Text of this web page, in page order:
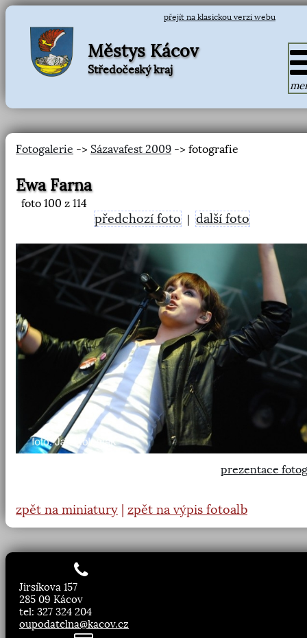
přejít na klasickou verzi webu
Městys Kácov
Středočeský kraj
Fotogalerie -> Sázavafest 2009 -> fotografie
Ewa Farna
foto 100 z 114
předchozí foto |další foto
prezentace
zpět na miniatury zpět na výpis fotoalb
Jirsíkova 157
285 09 Kácov
tel: 327 324 204
oupodatelna@kacov.cz